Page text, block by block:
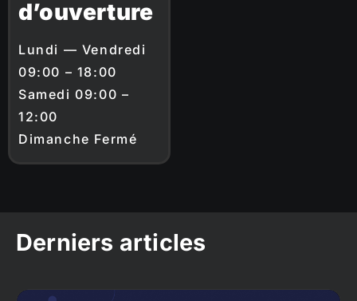
d’ouverture
Lundi — Vendredi
09:00 – 18:00
Samedi 09:00 –
12:00
Dimanche Fermé
Derniers articles